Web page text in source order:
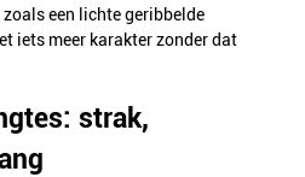
een lichte geribbelde
iets meer karakter zonder dat
strak,